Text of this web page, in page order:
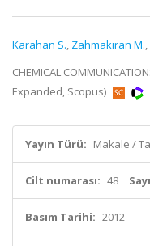
Karahan S., Zahmakıran M.,
CHEMICAL
Expanded, Scopus)
Yayın Türü: Makale /
Cilt numarası: 48
Basım Tarihi: 2012